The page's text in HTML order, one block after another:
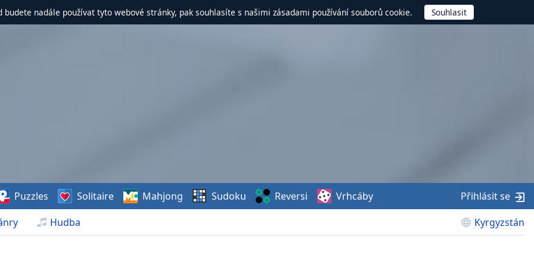
budete nadále používat tyto webové stránky, pak souhlasíte s našimi zásadami používání souborů cookie.
Hudba Kyrgyzstán
Puzzles Solitaire Mahjong Sudoku Reversi Vrhcáby Přihlásit se